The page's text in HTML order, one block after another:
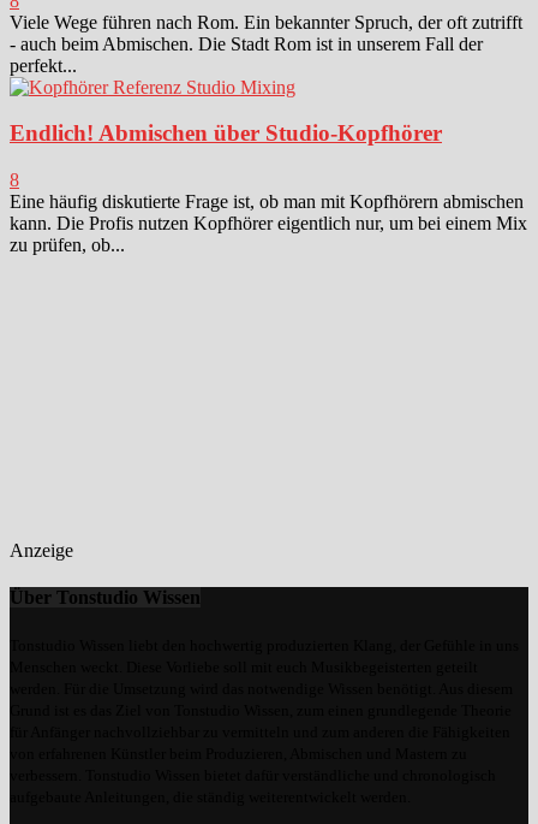
Viele Wege führen nach Rom. Ein bekannter Spruch, der oft zutrifft
- auch beim Abmischen. Die Stadt Rom ist in unserem Fall der
perfekt...
Endlich! Abmischen über Studio-Kopfhörer
8
Eine häufig diskutierte Frage ist, ob man mit Kopfhörern abmischen
kann. Die Profis nutzen Kopfhörer eigentlich nur, um bei einem Mix
zu prüfen, ob...
Anzeige
Über Tonstudio Wissen